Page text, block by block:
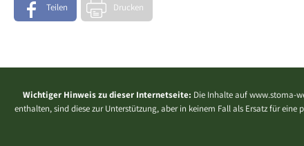
Teilen Drucken
Wichtiger Hinweis zu dieser Internetseite: Die Inhalte auf www.stoma-
enthalten, sind diese zur Unterstützung, aber in keinem Fall als Ersatz für